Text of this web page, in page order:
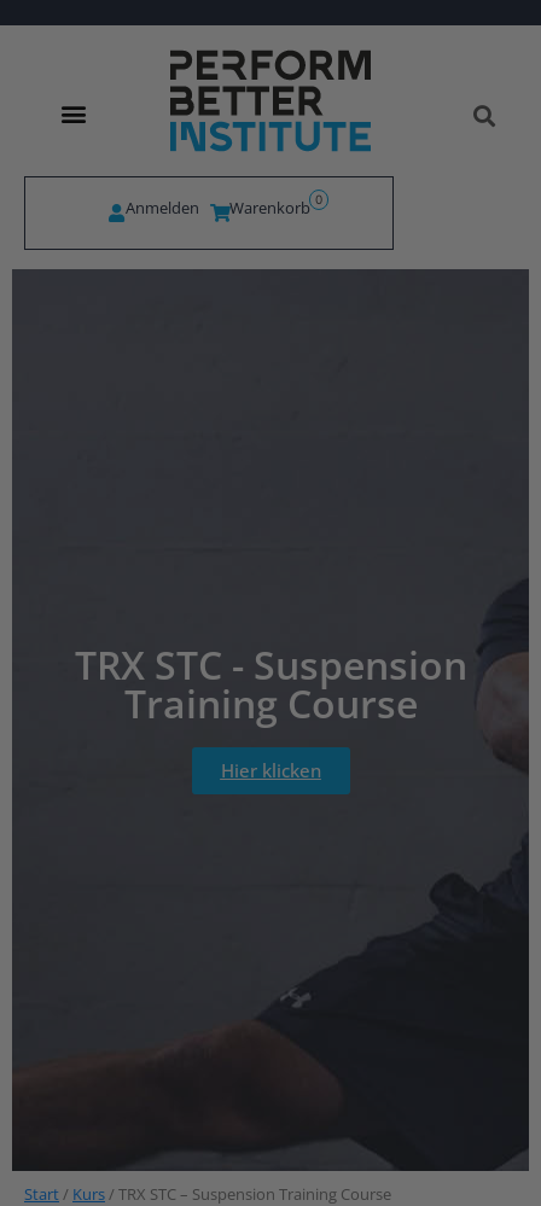
Anmelden Warenkorb 0
TRX STC - Suspension
Training Course
Hier klicken
Start/ Kurs/ TRX STC – Suspension Training Course